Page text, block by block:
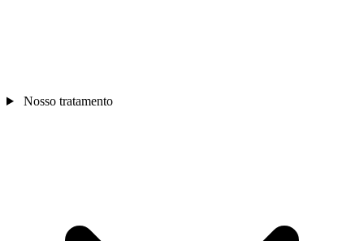
Nosso tratamento